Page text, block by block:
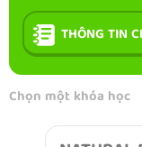
THÔNG TIN
Chọn một khóa học